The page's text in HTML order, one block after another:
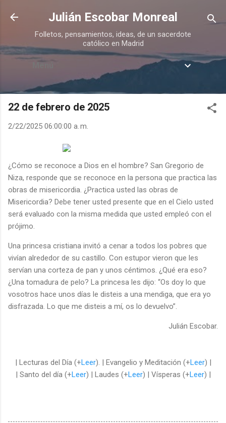
Ir al contenido principal
Julián Escobar Monreal
Folletos, pensamientos, ideas, de un sacerdote
católico en Madrid
Menú
22 de febrero de 2025
2/22/2025 06:00:00 a. m.
¿Cómo se reconoce a Dios en el hombre? San Gregorio de
Niza, responde que se reconoce en la persona que practica las
obras de misericordia. ¿Practica usted las obras de
Misericordia? Debe tener usted presente que en el Cielo usted
será evaluado con la misma medida que usted empleó con el
prójimo.
Una princesa cristiana invitó a cenar a todos los pobres que
vivían alrededor de su castillo. Con estupor vieron que les
servían una corteza de pan y unos céntimos. ¿Qué era eso?
¿Una tomadura de pelo? La princesa les dijo: “Os doy lo que
vosotros hace unos días le disteis a una mendiga, que era yo
disfrazada. Lo que me disteis a mí, os lo devuelvo”.
Julián Escobar.
| Lecturas del Día (+Leer). | Evangelio y Meditación (+Leer) |
| Santo del día (+Leer) | Laudes (+Leer) | Vísperas (+Leer) |